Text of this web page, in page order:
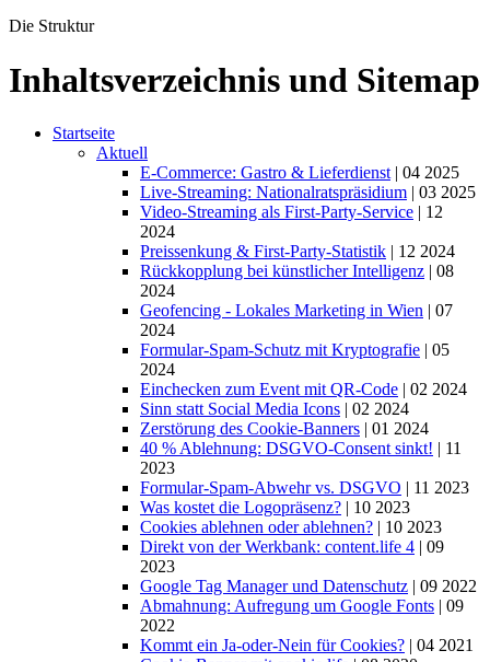
Die Struktur
Inhaltsverzeichnis und Sitemap
Startseite
Aktuell
E-Commerce: Gastro & Lieferdienst | 04 2025
Live-Streaming: Nationalratspräsidium | 03 2025
Video-Streaming als First-Party-Service | 12
2024
Preissenkung & First-Party-Statistik | 12 2024
Rückkopplung bei künstlicher Intelligenz | 08
2024
Geofencing - Lokales Marketing in Wien | 07
2024
Formular-Spam-Schutz mit Kryptografie | 05
2024
Einchecken zum Event mit QR-Code | 02 2024
Sinn statt Social Media Icons | 02 2024
Zerstörung des Cookie-Banners | 01 2024
40 % Ablehnung: DSGVO-Consent sinkt! | 11
2023
Formular-Spam-Abwehr vs. DSGVO | 11 2023
Was kostet die Logopräsenz? | 10 2023
Cookies ablehnen oder ablehnen? | 10 2023
Direkt von der Werkbank: content.life 4 | 09
2023
Google Tag Manager und Datenschutz | 09 2022
Abmahnung: Aufregung um Google Fonts | 09
2022
Kommt ein Ja-oder-Nein für Cookies? | 04 2021